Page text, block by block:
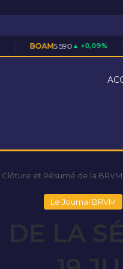
▲ +0,09% BOAN5 200
et Résumé de la BRVM
Le Journal BRVM